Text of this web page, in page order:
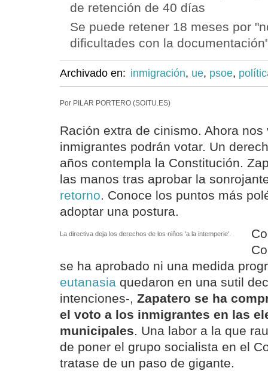
de retención de 40 días
Se puede retener 18 meses por
dificultades con la
Archivado en: inmigración, ue, psoe,
Por PILAR PORTERO (SOITU.ES)
Ración extra de cinismo. Ahora
inmigrantes podrán votar. Un
años contempla la Constitución.
las manos tras aprobar la
retorno. Conoce los puntos más
adoptar una postura.
La directiva deja los derechos de los niños 'a la intemperie'.
se ha aprobado ni una medida
eutanasia quedaron en una sutil
intenciones-, Zapatero se ha
el voto a los inmigrantes en las
municipales. Una labor a la que
de poner el grupo socialista en el
tratase de un paso de gigante.